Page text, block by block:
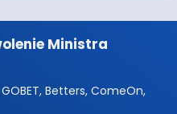
Ministra
Betters, ComeOn,